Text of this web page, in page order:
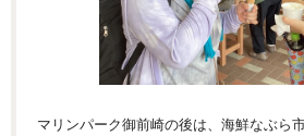
マリンパーク御前崎の後は、海鮮なぶら